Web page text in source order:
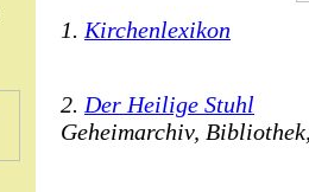
1. Kirchenlexikon
2. Der Heilige Stuhl
Geheimarchiv,